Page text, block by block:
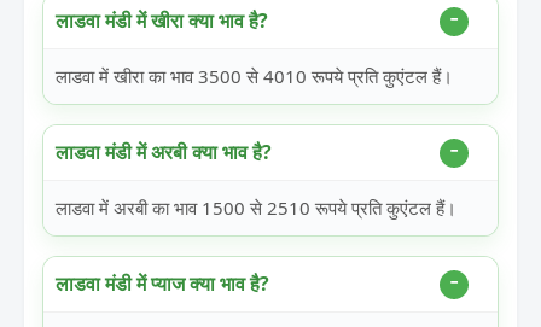
लाडवा मंडी में खीरा क्या भाव है?
लाडवा में खीरा का भाव 3500 से 4010 रूपये प्रति कुएंटल हैं।
लाडवा मंडी में अरबी क्या भाव है?
लाडवा में अरबी का भाव 1500 से 2510 रूपये प्रति कुएंटल हैं।
लाडवा मंडी में प्याज क्या भाव है?